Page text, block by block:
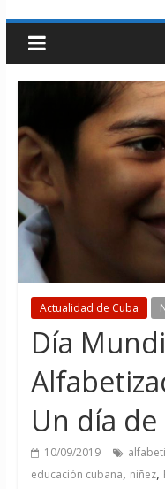
Actualidad de Cuba
Día
Un día
10/09/2019
educación cubana, niñez,